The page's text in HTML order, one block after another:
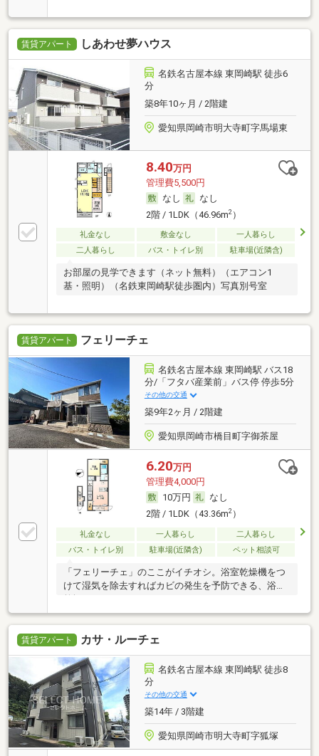
賃貸アパート しあわせ夢ハウス
名鉄名古屋本線 東岡崎駅 徒歩6
分
築8年10ヶ月 / 2階建
愛知県岡崎市明大寺町字馬場東
8.40万円
管理費5,500円
なし
なし
2階 / 1LDK（46.96m2）
礼金なし 敷金なし
一人暮らし
二人暮らし
バス・トイレ別 駐車場(近隣含)
お部屋の見学できます（ネット無料）（エアコン1
基・照明）（名鉄東岡崎駅徒歩圏内）写真別号室
賃貸アパート フェリーチェ
名鉄名古屋本線 東岡崎駅 バス18
分/「フタバ産業前」バス停 停歩5分
その他の交通
築9年2ヶ月 / 2階建
愛知県岡崎市橋目町字御茶屋
6.20万円
管理費4,000円
10万円
なし
2階 / 1LDK（43.36m2）
礼金なし 一人暮らし
二人暮らし
バス・トイレ別
駐車場(近隣含) ペット相談可
「フェリーチェ」のここがイチオシ。浴室乾燥機をつ
けて湿気を除去すればカビの発生を予防できる、浴室
乾燥
賃貸アパート カサ・ルーチェ
名鉄名古屋本線 東岡崎駅 徒歩8
分
その他の交通
築14年 / 3階建
愛知県岡崎市明大寺町字狐塚